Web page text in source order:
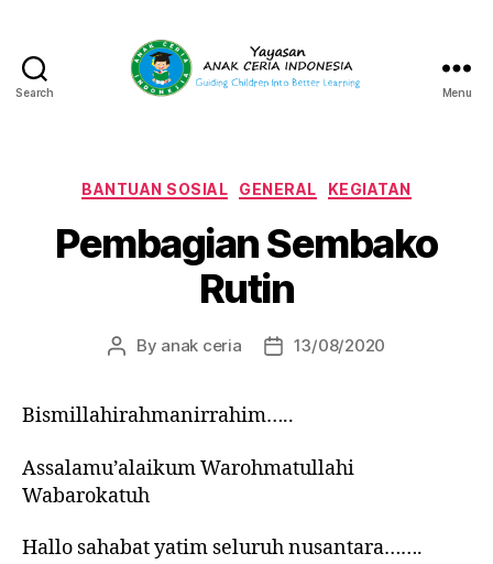
Search
Indonesia
Menu
Categories
BANTUAN SOSIAL GENERAL KEGIATAN
Pembagian Sembako
Rutin
Post
By anak ceria
Post13/08/2020
Bismillahirahmanirrahim…..
Assalamu’alaikum Warohmatullahi
Wabarokatuh
Hallo sahabat yatim seluruh nusantara…….